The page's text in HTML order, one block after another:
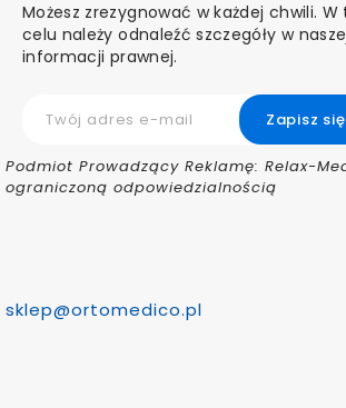
Możesz zrezygnować w każdej chwili. W
celu należy odnaleźć szczegóły w
informacji prawnej.
Podmiot Prowadzący Reklamę: Relax-
ograniczoną odpowiedzialnością
sklep@ortomedico.pl